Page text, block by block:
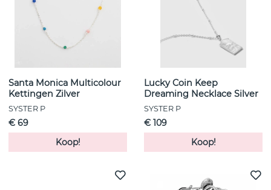
Santa Monica Multicolour
Kettingen Zilver
SYSTER P
€ 69
Koop!
Lucky Coin Keep
Dreaming Necklace Silver
SYSTER P
€ 109
Koop!